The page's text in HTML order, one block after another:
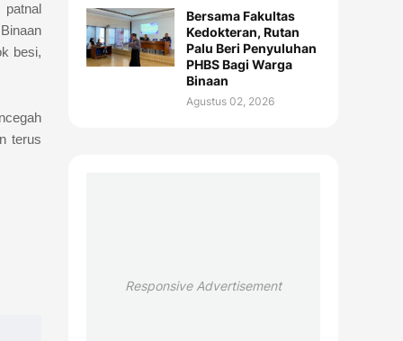
patnal
besi,
terus
Bersama Fakultas
Kedokteran, Rutan
Palu Beri Penyuluhan
PHBS Bagi Warga
Binaan
Agustus 02, 2026
Responsive Advertisement